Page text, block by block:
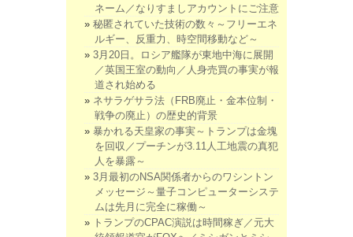
ネーム／なりすましアカウントにご注意
秘匿されていた技術の数々～フリーエネ
ルギー、反重力、時空間移動など～
3月20日。ロシア艦隊が東地中海に展開
／英国王室の動向／人身売買の事実が報
道され始める
ネサラゲサラ法（FRB廃止・金本位制・
戦争の廃止）の歴史的背景
暴かれる天皇家の事実～トランプは金塊
を回収／プーチンが3.11人工地震の真犯
人を暴露～
3月最初のNSA関係者からのワシントン
メッセージ～量子コンピューターシステ
ムは先月に完全に稼働～
トランプのCPAC演説は時間稼ぎ／元大